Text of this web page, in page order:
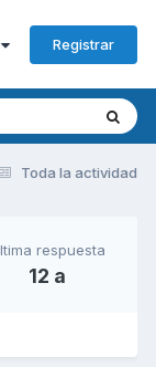
Registrar
Toda la actividad
respuesta
12 a